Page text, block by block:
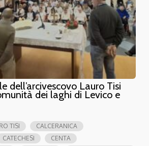
dell’arcivescovo Lauro Tisi
dei laghi di Levico e
TISI
CALCERANICA
CATECHESI
CENTA